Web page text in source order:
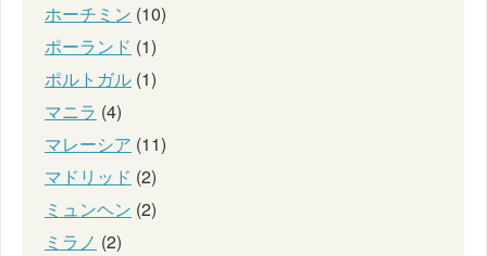
ホーチミン (10)
ポーランド (1)
ポルトガル (1)
マニラ (4)
マレーシア (11)
マドリッド (2)
ミュンヘン (2)
ミラノ (2)